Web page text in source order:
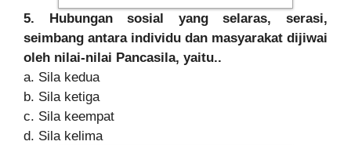
5. Hubungan sosial yang selaras, serasi,
seimbang antara individu dan masyarakat dijiwai
oleh nilai-nilai Pancasila, yaitu..
a. Sila kedua
b. Sila ketiga
c. Sila keempat
d. Sila kelima